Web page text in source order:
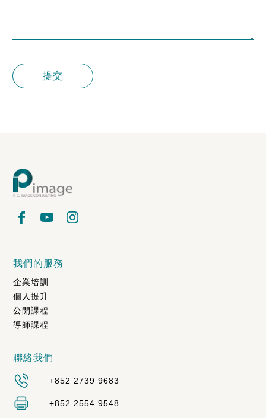
提交
我們的服務
企業培訓
個人提升
公開課程
導師課程
聯絡我們
+852 2739 9683
+852 2554 9548